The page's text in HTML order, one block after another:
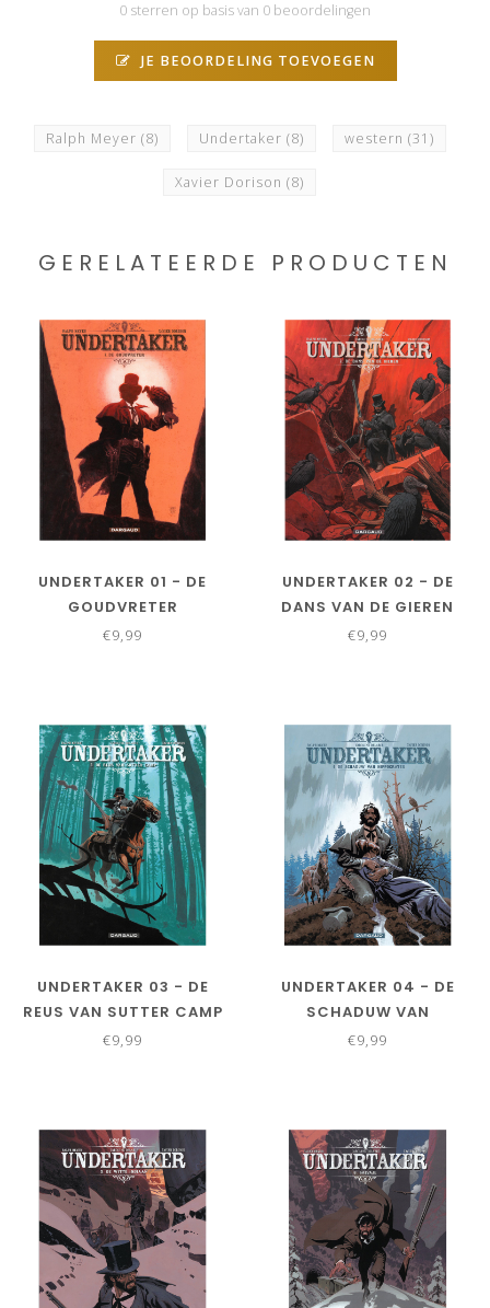
0 sterren op basis van 0 beoordelingen
JE BEOORDELING TOEVOEGEN
Ralph Meyer (8) Undertaker (8) western (31)
Xavier Dorison (8)
GERELATEERDE PRODUCTEN
UNDERTAKER 01 - DE
GOUDVRETER
€9,99
UNDERTAKER 02 - DE
DANS VAN DE GIEREN
€9,99
UNDERTAKER 03 - DE
REUS VAN SUTTER CAMP
€9,99
UNDERTAKER 04 - DE
SCHADUW VAN
HIPPOCRATES
€9,99